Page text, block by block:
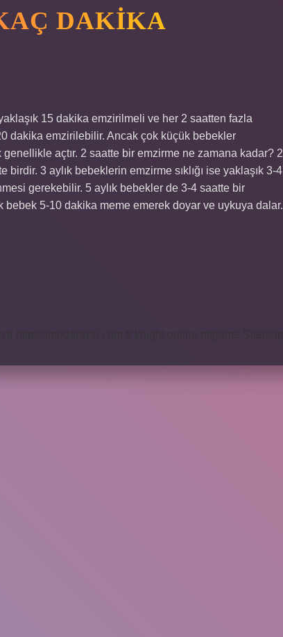
DAKIKA
15 dakika emzirilmeli ve her 2 saatten fazla
dakika emzirilebilir. Ancak çok küçük bebekler
açtır. 2 saatte bir emzirme ne zamana kadar? 2
birdir. 3 aylık bebeklerin emzirme sıklığı ise yaklaşık 3-4
gerekebilir. 5 aylık bebekler de 3-4 saatte bir
5-10 dakika meme emerek doyar ve uykuya dalar.